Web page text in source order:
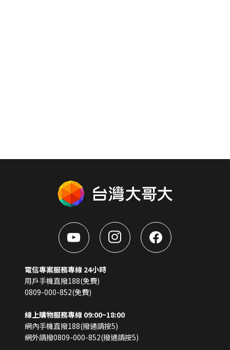
電信專案服務專線 24小時
用戶手機直撥188(免費)
0809-000-852(免費)
線上購物服務專線 09:00~18:00
網內手機直撥188(撥通請按5)
網外請撥0809-000-852(撥通請按5)